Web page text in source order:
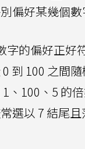
偏好某幾個數
字的偏好正好
到 100 之間
、100、5 的
選以 7 結尾